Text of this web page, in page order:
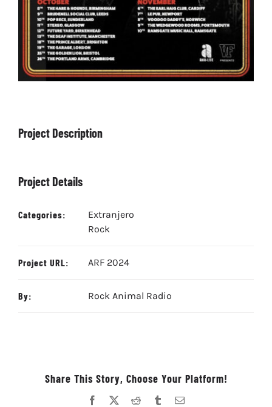
Project Description
Project Details
Categories:
Extranjero
Rock
Project URL: ARF 2024
By: Rock Animal Radio
Share This Story, Choose Your Platform!
Facebook Reddit TumblrCorreo